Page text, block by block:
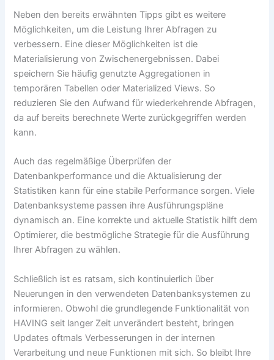
Neben den bereits erwähnten Tipps gibt es weitere
Möglichkeiten, um die Leistung Ihrer Abfragen zu
verbessern. Eine dieser Möglichkeiten ist die
Materialisierung von Zwischenergebnissen. Dabei
speichern Sie häufig genutzte Aggregationen in
temporären Tabellen oder Materialized Views. So
reduzieren Sie den Aufwand für wiederkehrende Abfragen,
da auf bereits berechnete Werte zurückgegriffen werden
kann.
Auch das regelmäßige Überprüfen der
Datenbankperformance und die Aktualisierung der
Statistiken kann für eine stabile Performance sorgen. Viele
Datenbanksysteme passen ihre Ausführungspläne
dynamisch an. Eine korrekte und aktuelle Statistik hilft dem
Optimierer, die bestmögliche Strategie für die Ausführung
Ihrer Abfragen zu wählen.
Schließlich ist es ratsam, sich kontinuierlich über
Neuerungen in den verwendeten Datenbanksystemen zu
informieren. Obwohl die grundlegende Funktionalität von
HAVING seit langer Zeit unverändert besteht, bringen
Updates oftmals Verbesserungen in der internen
Verarbeitung und neue Funktionen mit sich. So bleibt Ihre